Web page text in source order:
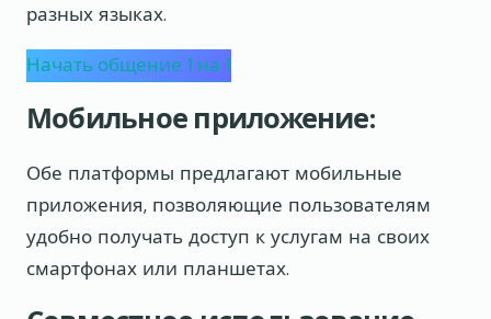
разных языках.
Начать общение 1 на 1
Мобильное приложение:
Обе платформы предлагают мобильные
приложения, позволяющие пользователям
удобно получать доступ к услугам на своих
смартфонах или планшетах.